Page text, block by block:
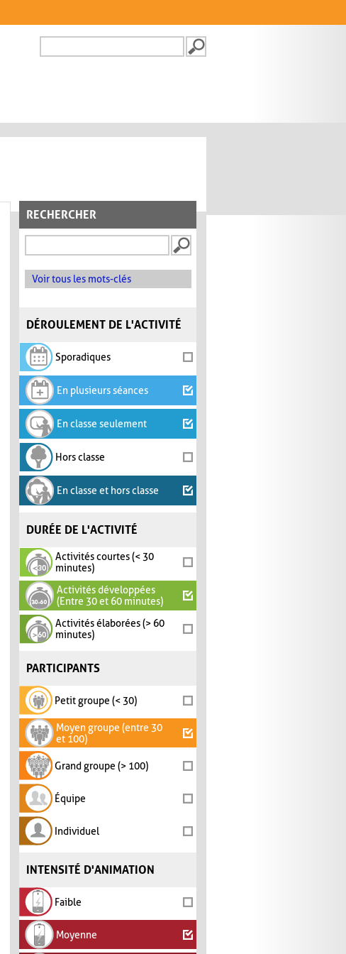
FORMULAIRE DE
RECHERCHER
Voir tous les mots-clés
DÉROULEMENT DE L'ACTIVITÉ
Sporadiques
En plusieurs séances
En classe seulement
Hors classe
En classe et hors classe
DURÉE DE L'ACTIVITÉ
Activités courtes (< 30
minutes)
Activités développées
(Entre 30 et 60 minutes)
Activités élaborées (> 60
minutes)
PARTICIPANTS
Petit groupe (< 30)
Moyen groupe (entre 30
et 100)
Grand groupe (> 100)
Équipe
Individuel
INTENSITÉ D'ANIMATION
Faible
Moyenne